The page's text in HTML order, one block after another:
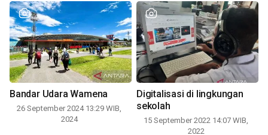
Bandar Udara Wamena
26 September 2024 13:29 WIB,
2024
Digitalisasi di lingkungan
sekolah
15 September 2022 14:07 WIB,
2022